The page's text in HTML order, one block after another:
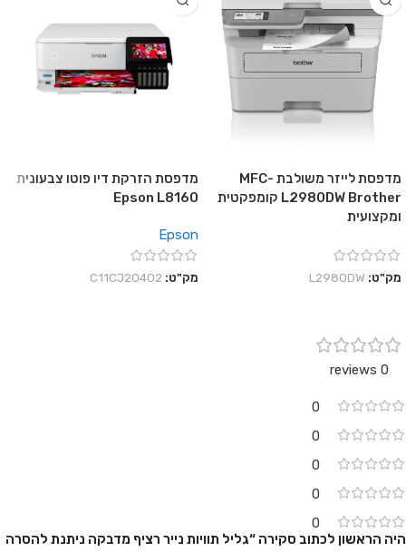
מדפסת לייזר משולבת MFC-
L2980DW Brother קומפקטית
ומקצועית
מק"ט: L2980DW
מדפסת הזרקת דיו פוטו צבעונית
Epson L8160
Epson
מק"ט: C11CJ20402
0 reviews
0
0
0
0
0
היה הראשון לכתוב סקירה “גליל תוויות נייר רציף מדבקה ניתנת להסרה